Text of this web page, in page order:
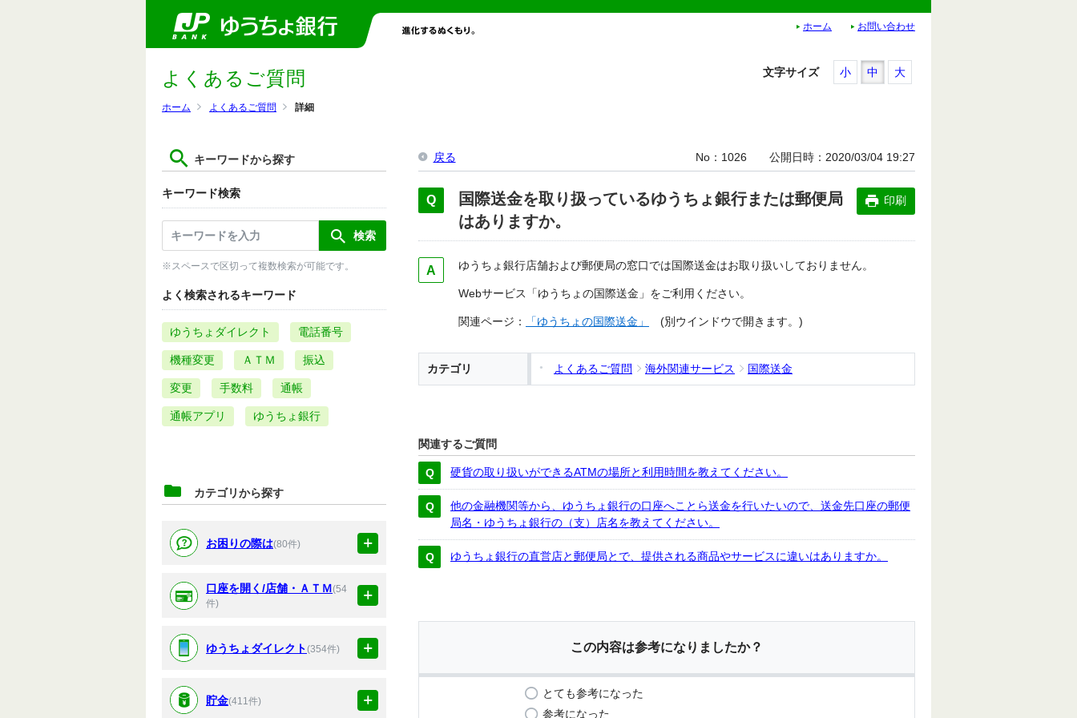
ホーム お問い合わせ
ホーム よくあるご質問 詳細
よくあるご質問
キーワードから探す
キーワード検索
※スペースで区切って複数検索が可能です。
よく検索されるキーワード
ゆうちょダイレクト 電話番号
機種変更 ＡＴＭ 振込
変更 手数料 通帳
通帳アプリ ゆうちょ銀行
カテゴリから探す
お困りの際は(80件)
口座を開く/店舗・ＡＴＭ(54
件)
ゆうちょダイレクト(354件)
貯金(411件)
文字サイズ 小 中 大
戻る No 1026 公開日時 2020/03/04 19:27
国際送金を取り扱っているゆうちょ銀行または郵便局
はありますか。
印刷
ゆうちょ銀行店舗および郵便局の窓口では国際送金はお取り扱いしておりません。
Webサービス「ゆうちょの国際送金」をご利用ください。
関連ページ： 「ゆうちょの国際送金」 (別ウインドウで開きます。)
カテゴリ よくあるご質問 海外関連サービス 国際送金
関連するご質問
硬貨の取り扱いができるATMの場所と利用時間を教えてください。
他の金融機関等から、ゆうちょ銀行の口座へことら送金を行いたいので、送金先口座の郵便
局名・ゆうちょ銀行の（支）店名を教えてください。
ゆうちょ銀行の直営店と郵便局とで、提供される商品やサービスに違いはありますか。
この内容は参考になりましたか？
とても参考になった
参考になった